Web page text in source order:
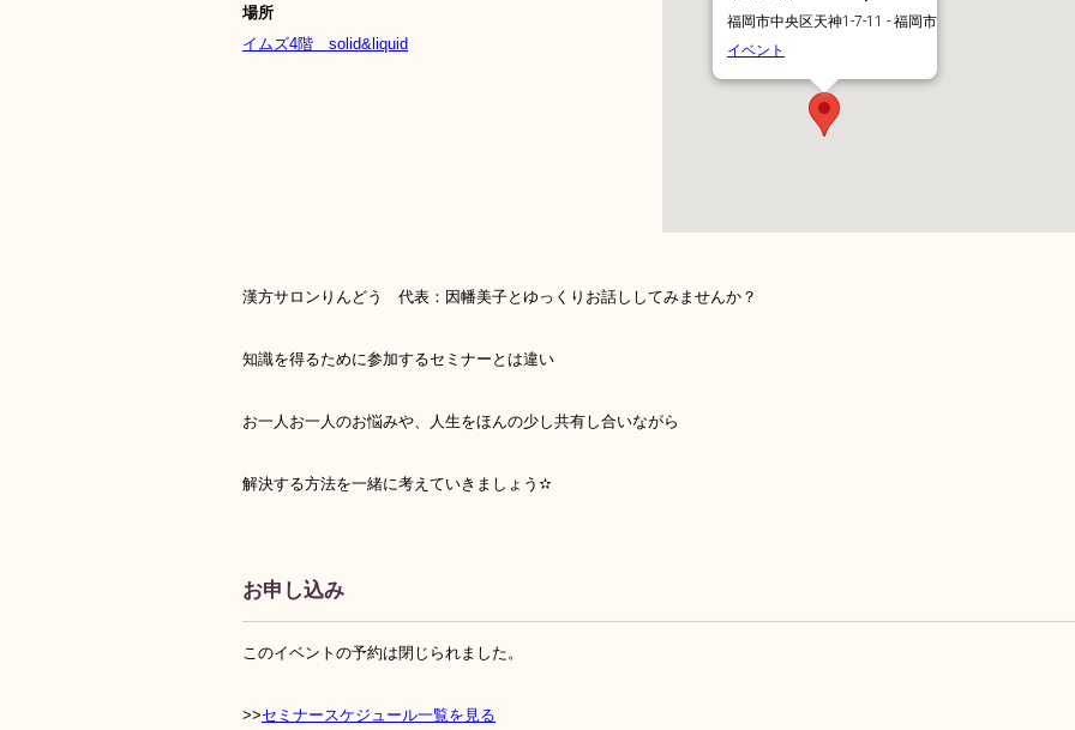
福岡市中央区天神1-7-11 - 福岡市
イベント
場所
イムズ4階 solid&liquid
漢方サロンりんどう 代表：因幡美子とゆっくりお話ししてみませんか？
知識を得るために参加するセミナーとは違い
お一人お一人のお悩みや、人生をほんの少し共有し合いながら
解決する方法を一緒に考えていきましょう✫
お申し込み
このイベントの予約は閉じられました。
>>セミナースケジュール一覧を見る